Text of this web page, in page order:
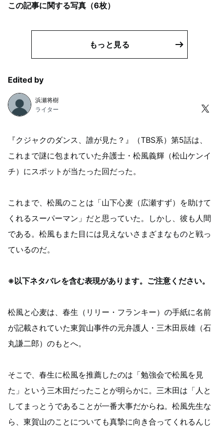
この記事に関する写真（6枚）
もっと見る
Edited by
浜瀬将樹
ライター
『クジャクのダンス、誰が見た？』（TBS系）第5話は、
これまで謎に包まれていた弁護士・松風義輝（松山ケンイ
チ）にスポットが当たった回だった。
これまで、松風のことは「山下心麦（広瀬すず）を助けて
くれるスーパーマン」だと思っていた。しかし、彼も人間
である。松風もまた目には見えないさまざまなものと戦っ
ているのだ。
※以下ネタバレを含む表現があります。ご注意ください。
松風と心麦は、春生（リリー・フランキー）の手紙に名前
が記載されていた東賀山事件の元弁護人・三木田辰雄（石
丸謙二郎）のもとへ。
そこで、春生に松風を推薦したのは「勉強会で松風を見
た」という三木田だったことが明らかに。三木田は「人と
してまっとうであることが一番大事だからね。松風先生な
ら、東賀山のことについても真摯に向き合ってくれるんじ